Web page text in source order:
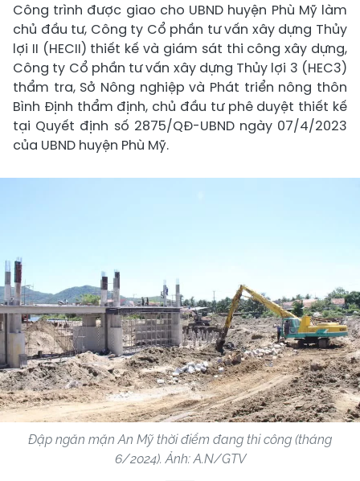
Công trình được giao cho UBND huyện Phù Mỹ làm
chủ đầu tư, Công ty Cổ phần tư vấn xây dựng Thủy
lợi II (HECII) thiết kế và giám sát thi công xây dựng,
Công ty Cổ phần tư vấn xây dựng Thủy lợi 3 (HEC3)
thẩm tra, Sở Nông nghiệp và Phát triển nông thôn
Bình Định thẩm định, chủ đầu tư phê duyệt thiết kế
tại Quyết định số 2875/QĐ-UBND ngày 07/4/2023
của UBND huyện Phù Mỹ.
Đập ngăn mặn An Mỹ thời điểm đang thi công (tháng
6/2024). Ảnh: A.N/GTV